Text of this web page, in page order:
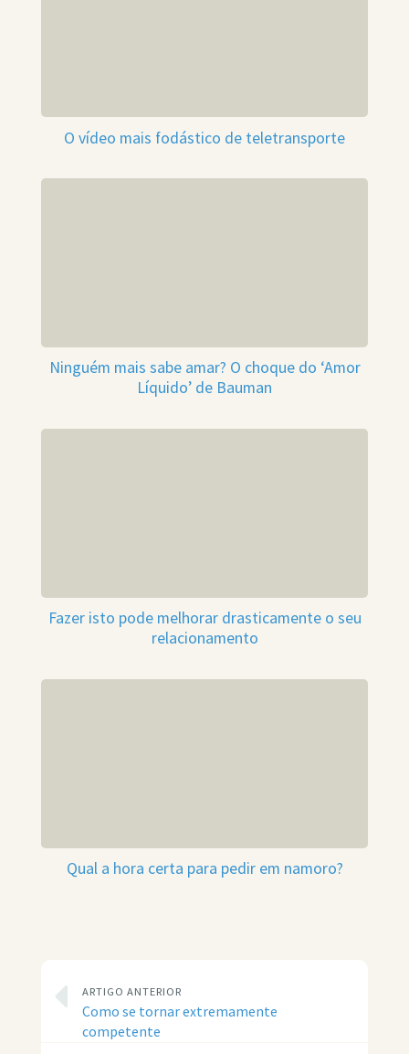
O vídeo mais fodástico de teletransporte
Ninguém mais sabe amar? O choque do ‘Amor
Líquido’ de Bauman
Fazer isto pode melhorar drasticamente o seu
relacionamento
Qual a hora certa para pedir em namoro?
ARTIGO ANTERIOR
Como se tornar extremamente
competente